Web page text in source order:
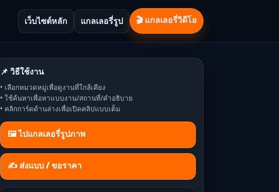
เว็บไซต์หลัก แกลเลอรี่รูป 🎬 แกลเลอรี่วิดีโอ
📌 วิธีใช้งาน
• เลือกหมวดหมู่เพื่อดูงานที่ใกล้เคียง
• ใช้ค้นหาเพื่อหาแบบงาน/สถานที่/คำอธิบาย
• คลิกการ์ดด้านล่างเพื่อเปิดคลิปแบบเต็ม
🖼️ ไปแกลเลอรี่รูปภาพ
✍ ส่งแบบ / ขอราคา